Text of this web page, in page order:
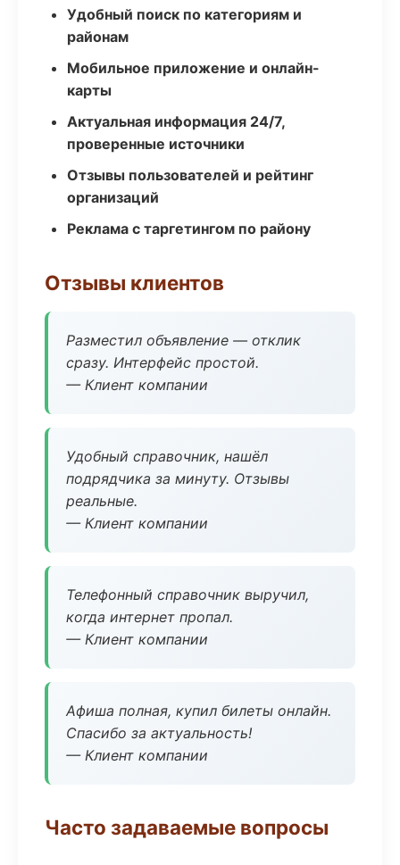
Удобный поиск по категориям и
районам
Мобильное приложение и онлайн-
карты
Актуальная информация 24/7,
проверенные источники
Отзывы пользователей и рейтинг
организаций
Реклама с таргетингом по району
Отзывы клиентов
Разместил объявление — отклик
сразу. Интерфейс простой.
— Клиент компании
Удобный справочник, нашёл
подрядчика за минуту. Отзывы
реальные.
— Клиент компании
Телефонный справочник выручил,
когда интернет пропал.
— Клиент компании
Афиша полная, купил билеты онлайн.
Спасибо за актуальность!
— Клиент компании
Часто задаваемые вопросы